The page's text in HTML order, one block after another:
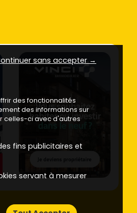
sans accepter →
des fonctionnalités
des informations sur
celles-ci avec d'autres
fins publicitaires et
servant à mesurer